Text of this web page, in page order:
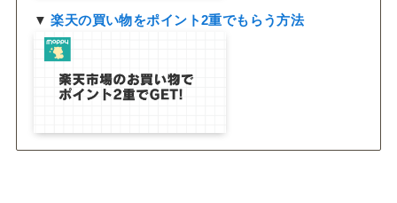
▼楽天の買い物をポイント2重でもらう方法